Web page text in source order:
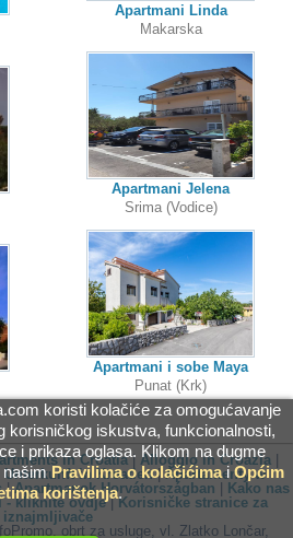
Apartmani Linda
Makarska
Apartmani Jelena
Srima (Vodice)
Apartmani i sobe Maya
Punat (Krk)
in Croatia| Alloggio in Croazia
Unterkunft in Kroatien|Apartamenty w
|Apartmanok Horvátországban
Kako nas
- kliknite ovdje|Korisničke stranice za
iznajmljivače
obrt za usluge, vl. Zlatko Lončar,
koristi kolačiće za omogućavanje
korisničkog iskustva, funkcionalnosti,
i prikaza oglasa. Klikom na dugme
našimPravilima o kolačićimaiOpćim
korištenja.